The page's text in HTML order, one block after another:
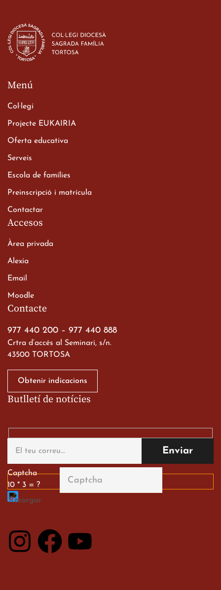
d’ESO-BSD a Irlanda
23 de març de 2026
Xerrada del Sr. Bisbe als
Batxillerat
a les ciutats imperials
alumnes al Tortosa
English Festival
13 de març de 2026
Contacte
977 440 200 – 977 440 888
Crtra d’accés al Seminari, s/n.
43500 TORTOSA
Obtenir indicacions
Menú
Col·legi
Projecte EUKAIRIA
Oferta educativa
Serveis
Escola de famílies
Preinscripció i matrícula
Contactar
Accesos
Àrea privada
Alexia
Email
Moodle
Butlletí de notícies
Captcha
10 * 3 = ?